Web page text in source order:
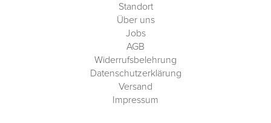
Standort
Über uns
Jobs
AGB
Widerrufsbelehrung
Datenschutzerklärung
Versand
Impressum